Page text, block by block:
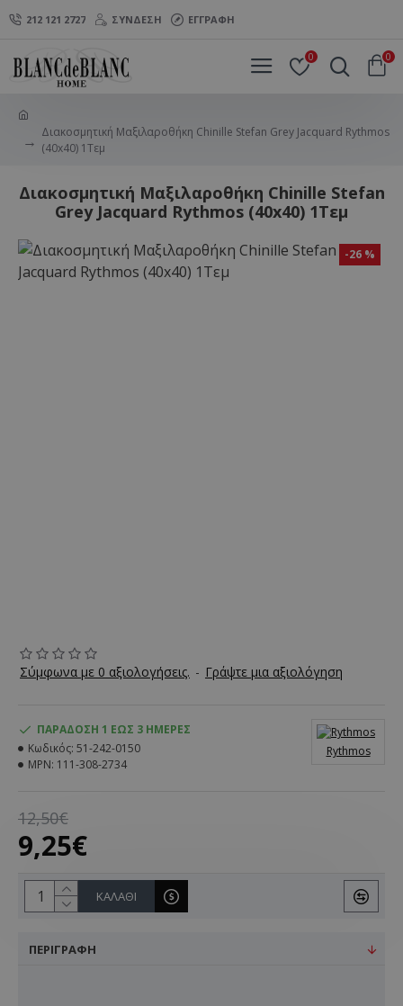
212 121 2727 ΣΎΝΔΕΣΗ ΕΓΓΡΑΦΉ
0 0
Διακοσμητική Μαξιλαροθήκη Chinille Stefan Grey Jacquard Rythmos
(40x40) 1Τεμ
Διακοσμητική Μαξιλαροθήκη Chinille Stefan
Grey Jacquard Rythmos (40x40) 1Τεμ
-26 %
Σύμφωνα με 0 αξιολογήσεις. - Γράψτε μια αξιολόγηση
9,25€
12,50€
ΠΑΡΆΔΟΣΗ 1 ΈΩΣ 3 ΗΜΈΡΕΣ
Κωδικός: 51-242-0150
MPN: 111-308-2734
Rythmos
ΚΑΛΆΘΙ
ΠΕΡΙΓΡΑΦΉ